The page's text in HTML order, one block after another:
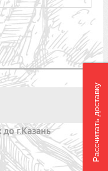
г.Казань
Рассчитать доставку